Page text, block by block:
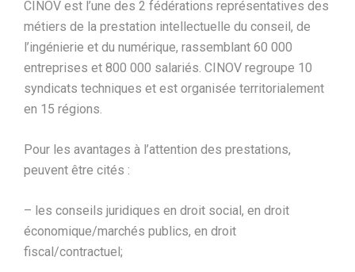
CINOV est l’une des 2 fédérations représentatives des
métiers de la prestation intellectuelle du conseil, de
l’ingénierie et du numérique, rassemblant 60 000
entreprises et 800 000 salariés. CINOV regroupe 10
syndicats techniques et est organisée territorialement
en 15 régions.
Pour les avantages à l’attention des prestations,
peuvent être cités :
– les conseils juridiques en droit social, en droit
économique/marchés publics, en droit
fiscal/contractuel;